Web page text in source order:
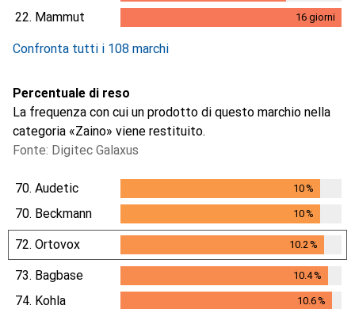
22. Mammut 16 giorni
Confronta tutti i 108 marchi
Percentuale di reso
La frequenza con cui un prodotto di questo marchio nella
categoria «Zaino» viene restituito.
Fonte: Digitec Galaxus
70. Audetic 10%
10%
70. Beckmann 10%
10%
72. Ortovox 10.2 %
10.2%
73. Bagbase 10.4%
10.4%
74. Kohla 10.6%